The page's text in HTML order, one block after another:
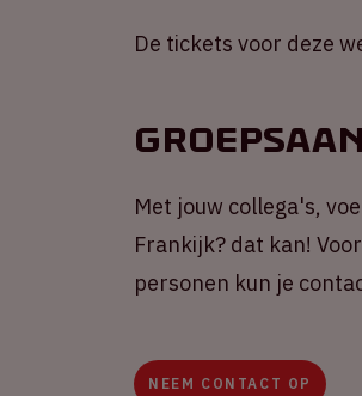
De tickets voor deze
Met jouw collega's,
Frankijk? dat kan!
personen kun je
NEEM CONTACT OP